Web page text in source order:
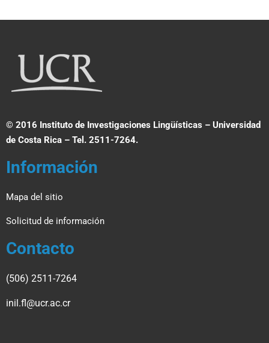
© 2016 Instituto de Investigaciones Lingüísticas – Universidad
de Costa Rica – Tel. 2511-7264.
Información
Mapa del sitio
Solicitud de información
Contacto
(506) 2511-7264
inil.fl@ucr.ac.cr